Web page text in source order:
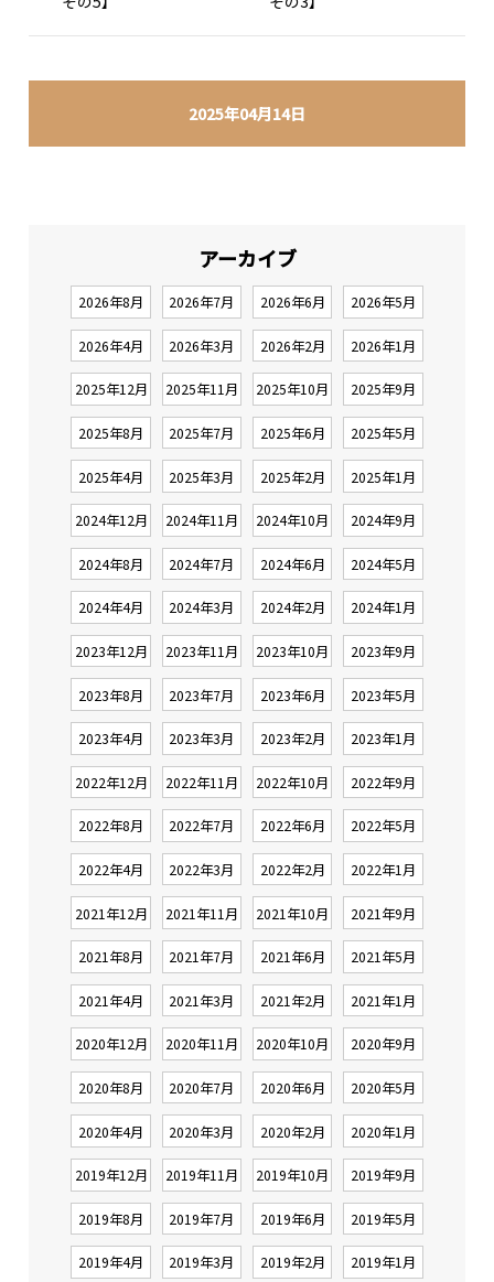
2025年04月14日
アーカイブ
2026年8月 2026年7月 2026年6月 2026年5月
2026年4月 2026年3月 2026年2月 2026年1月
2025年12月 2025年11月 2025年10月 2025年9月
2025年8月 2025年7月 2025年6月 2025年5月
2025年4月 2025年3月 2025年2月 2025年1月
2024年12月 2024年11月 2024年10月 2024年9月
2024年8月 2024年7月 2024年6月 2024年5月
2024年4月 2024年3月 2024年2月 2024年1月
2023年12月 2023年11月 2023年10月 2023年9月
2023年8月 2023年7月 2023年6月 2023年5月
2023年4月 2023年3月 2023年2月 2023年1月
2022年12月 2022年11月 2022年10月 2022年9月
2022年8月 2022年7月 2022年6月 2022年5月
2022年4月 2022年3月 2022年2月 2022年1月
2021年12月 2021年11月 2021年10月 2021年9月
2021年8月 2021年7月 2021年6月 2021年5月
2021年4月 2021年3月 2021年2月 2021年1月
2020年12月 2020年11月 2020年10月 2020年9月
2020年8月 2020年7月 2020年6月 2020年5月
2020年4月 2020年3月 2020年2月 2020年1月
2019年12月 2019年11月 2019年10月 2019年9月
2019年8月 2019年7月 2019年6月 2019年5月
2019年4月 2019年3月 2019年2月 2019年1月